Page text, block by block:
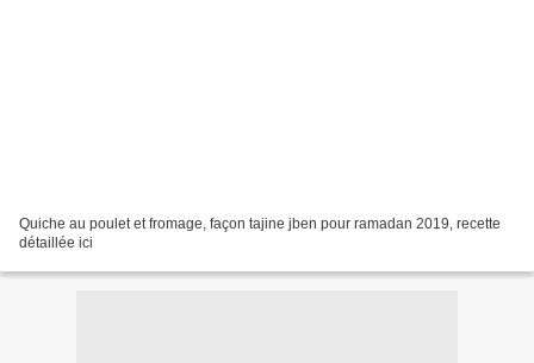
Quiche au poulet et fromage, façon tajine jben pour ramadan 2019, recette
détaillée ici